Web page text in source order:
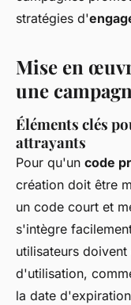
stratégies d'
Mise en
une
Éléments clés
attrayants
Pour qu'un code
création doit être
un code court et
s'intègre
utilisateurs
d'utilisation,
la date